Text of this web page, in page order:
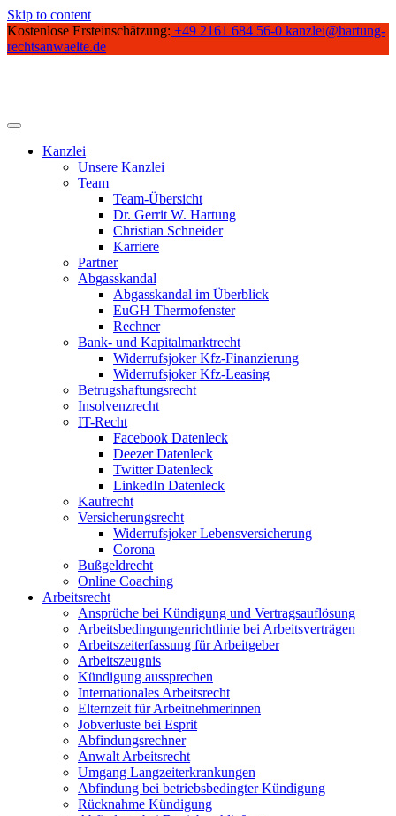
Skip to content
Kostenlose Ersteinschätzung: +49 2161 684 56-0 kanzlei@hartung-
rechtsanwaelte.de
Kanzlei
Unsere Kanzlei
Team
Team-Übersicht
Dr. Gerrit W. Hartung
Christian Schneider
Karriere
Partner
Abgasskandal
Abgasskandal im Überblick
EuGH Thermofenster
Rechner
Bank- und Kapitalmarktrecht
Widerrufsjoker Kfz-Finanzierung
Widerrufsjoker Kfz-Leasing
Betrugshaftungsrecht
Insolvenzrecht
IT-Recht
Facebook Datenleck
Deezer Datenleck
Twitter Datenleck
LinkedIn Datenleck
Kaufrecht
Versicherungsrecht
Widerrufsjoker Lebensversicherung
Corona
Bußgeldrecht
Online Coaching
Arbeitsrecht
Ansprüche bei Kündigung und Vertragsauflösung
Arbeitsbedingungenrichtlinie bei Arbeitsverträgen
Arbeitszeiterfassung für Arbeitgeber
Arbeitszeugnis
Kündigung aussprechen
Internationales Arbeitsrecht
Elternzeit für Arbeitnehmerinnen
Jobverluste bei Esprit
Abfindungsrechner
Anwalt Arbeitsrecht
Umgang Langzeiterkrankungen
Abfindung bei betriebsbedingter Kündigung
Rücknahme Kündigung